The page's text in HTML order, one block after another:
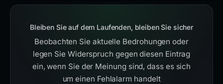
Bleiben Sie auf dem Laufenden, bleiben Sie sicher
Beobachten Sie aktuelle Bedrohungen oder
legen Sie Widerspruch gegen diesen Eintrag
ein, wenn Sie der Meinung sind, dass es sich
um einen Fehlalarm handelt